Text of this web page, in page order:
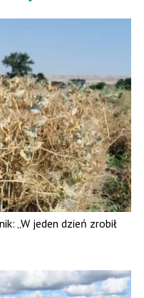
„W jeden dzień zrobił